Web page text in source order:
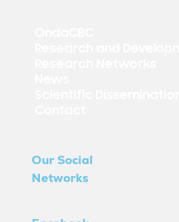
Our Social
Networks